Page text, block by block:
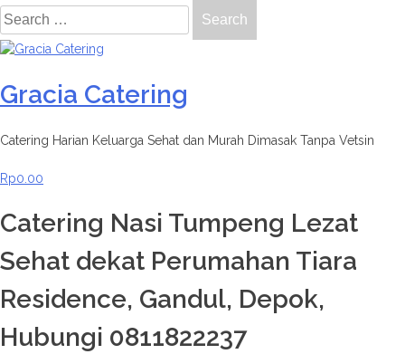
Search
for:
Skip
content
Gracia Catering
Catering Harian Keluarga Sehat dan Murah Dimasak Tanpa Vetsin
Rp0.00
Catering Nasi Tumpeng Lezat
Sehat dekat Perumahan Tiara
Residence, Gandul, Depok,
Hubungi 0811822237